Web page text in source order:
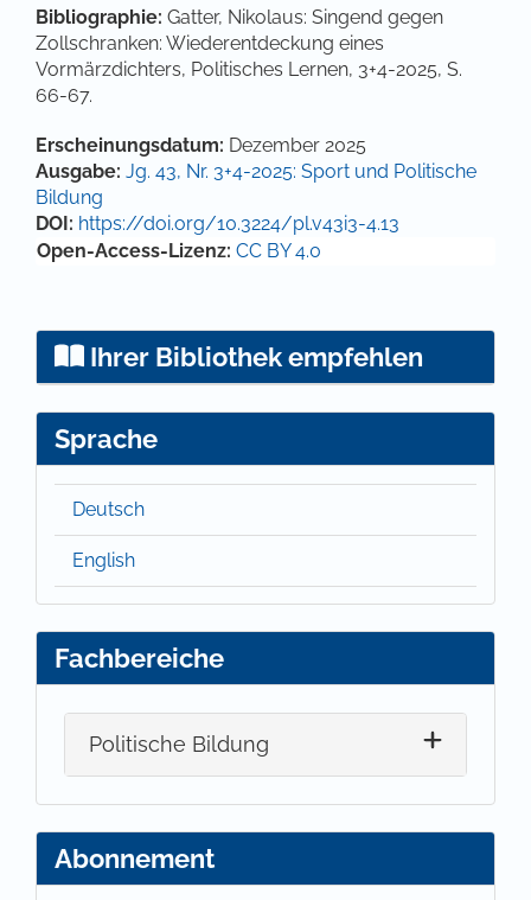
Bibliographie: Gatter, Nikolaus: Singend gegen
Zollschranken: Wiederentdeckung eines
Vormärzdichters, Politisches Lernen, 3+4-2025, S.
66-67.
Artikel-Details
Erscheinungsdatum: Dezember 2025
Ausgabe: Jg. 43, Nr. 3+4-2025: Sport und Politische
Bildung
DOI: https://doi.org/10.3224/pl.v43i3-4.13
Open-Access-Lizenz: CC BY 4.0
Ihrer Bibliothek empfehlen
Sprache
Deutsch
English
Fachbereiche
Politische Bildung
Abonnement